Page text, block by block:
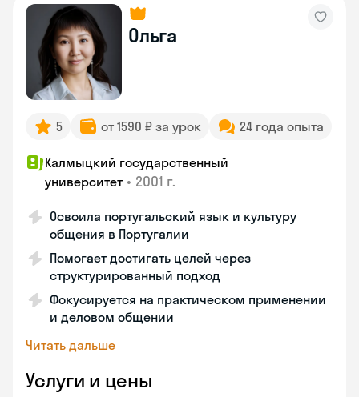
Ольга
5 от 1590 ₽ за урок 24 года опыта
Калмыцкий государственный
университет • 2001 г.
Освоила португальский язык и культуру
общения в Португалии
Помогает достигать целей через
структурированный подход
Фокусируется на практическом применении
и деловом общении
Читать дальше
Услуги и цены